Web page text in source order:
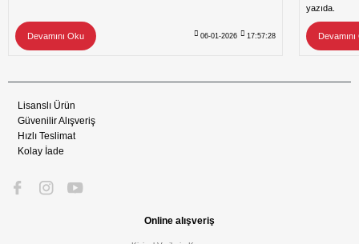
Devamını Oku 06-01-2026 17:57:28
yazıda.
Lisanslı Ürün
Güvenilir Alışveriş
Hızlı Teslimat
Kolay İade
Online alışveriş